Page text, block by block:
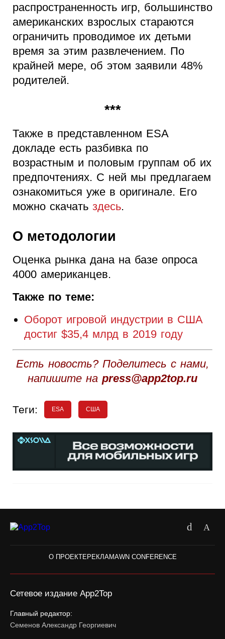
распространенность игр, большинство
американских взрослых стараются
ограничить проводимое их детьми
время за этим развлечением. По
крайней мере, об этом заявили 48%
родителей.
***
Также в представленном ESA
докладе есть разбивка по
возрастным и половым группам об их
предпочтениях. С ней мы предлагаем
ознакомиться уже в оригинале. Его
можно скачать здесь.
О методологии
Оценка рынка дана на базе опроса
4000 американцев.
Также по теме:
Оборот игровой индустрии в США
достиг $35,4 млрд в 2019 году
Есть новость? Поделитесь с нами,
напишите на press@app2top.ru
Теги: ESA США
О ПРОЕКТЕРЕКЛАМАWN CONFERENCE
Сетевое издание App2Top
Главный редактор:
Семенов Александр Георгиевич